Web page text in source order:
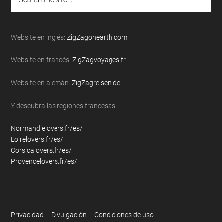
the
Website en inglés:ZigZagonearth.com
Website en francés:ZigZagvoyages.fr
Website en alemán:ZigZagreisen.de
Y descubra las regiones francesas:
Normandielovers.fr/es/
Loirelovers.fr/es/
Corsicalovers.fr/es/
Provencelovers.fr/es/
Privacidad – Divulgación – Condiciones de uso